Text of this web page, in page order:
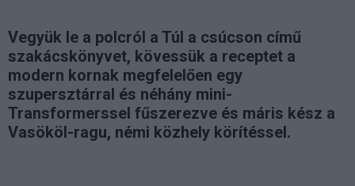
Vegyük le a polcról a Túl a csúcson című
szakácskönyvet, kövessük a receptet a
modern kornak megfelelően egy
szupersztárral és néhány mini-
Transformerssel fűszerezve és máris kész a
Vasököl-ragu, némi közhely körítéssel.